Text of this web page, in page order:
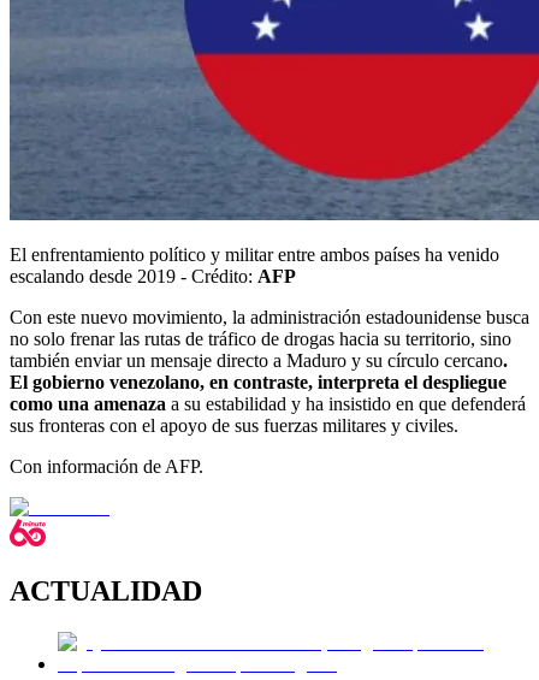
El enfrentamiento político y militar entre ambos países ha venido
escalando desde 2019 - Crédito: AFP
Con este nuevo movimiento, la administración estadounidense busca
no solo frenar las rutas de tráfico de drogas hacia su territorio, sino
también enviar un mensaje directo a Maduro y su círculo cercano.
El gobierno venezolano, en contraste, interpreta el despliegue
como una amenaza a su estabilidad y ha insistido en que defenderá
sus fronteras con el apoyo de sus fuerzas militares y civiles.
Con información de AFP.
ACTUALIDAD